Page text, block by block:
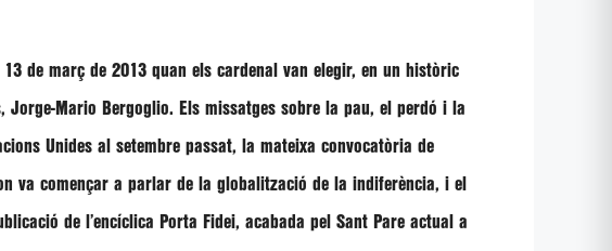
de març de 2013 quan els cardenal van elegir, en un històric
Jorge-Mario Bergoglio. Els missatges sobre la pau, el perdó i la
Unides al setembre passat, la mateixa convocatòria de
va començar a parlar de la globalització de la indiferència, i el
de l’encíclica Porta Fidei, acabada pel Sant Pare actual a